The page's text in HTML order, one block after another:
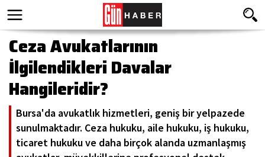
Ceza Avukatlarının
İlgilendikleri Davalar
Hangileridir?
Bursa'da avukatlık hizmetleri, geniş bir yelpazede
sunulmaktadır. Ceza hukuku, aile hukuku, iş hukuku,
ticaret hukuku ve daha birçok alanda uzmanlaşmış